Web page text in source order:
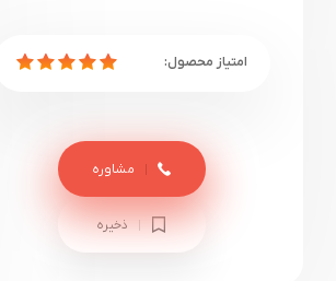
ذخیره
مشاوره